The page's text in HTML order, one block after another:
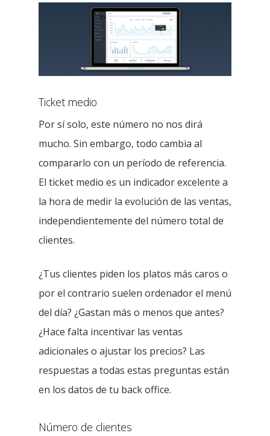
Ticket medio
Por sí solo, este número no nos dirá
mucho. Sin embargo, todo cambia al
compararlo con un período de referencia.
El ticket medio es un indicador excelente a
la hora de medir la evolución de las ventas,
independientemente del número total de
clientes.
¿Tus clientes piden los platos más caros o
por el contrario suelen ordenador el menú
del día? ¿Gastan más o menos que antes?
¿Hace falta incentivar las ventas
adicionales o ajustar los precios? Las
respuestas a todas estas preguntas están
en los datos de tu back office.
Número de clientes